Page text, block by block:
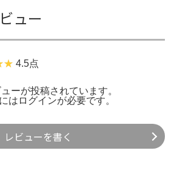
ュー
4.5点
ーが投稿されています。
は ログインが必要です。
レビューを書く